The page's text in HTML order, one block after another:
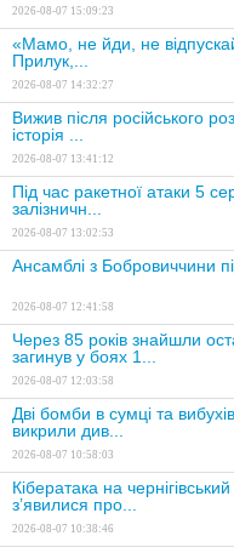
2026-08-07 15:09:23
«Мамо, не йди, не
Прилук,...
2026-08-07 14:32:27
Вижив після російського
історія ...
2026-08-07 13:41:12
Під час ракетної атаки 5
залізничн...
2026-08-07 13:02:53
Ансамблі з Бобровиччини
2026-08-07 12:41:58
Через 85 років знайшли
загинув у боях 1...
2026-08-07 12:03:58
Дві бомби в сумці та
викрили див...
2026-08-07 10:58:03
Кібератака на
з’явилися про...
2026-08-07 10:38:46